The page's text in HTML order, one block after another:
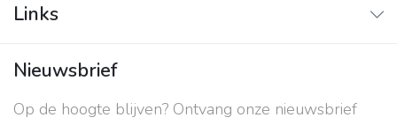
Vraag & Antwoord
Links
Contact
Over ons
Nieuwsbrief
Op de hoogte blijven? Ontvang onze nieuwsbrief